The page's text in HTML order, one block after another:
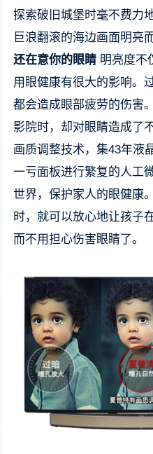
探索破旧城堡时毫不费力
巨浪翻滚的海边画面明亮
还在意你的眼睛 明亮度不
用眼健康有很大的影响。
都会造成眼部疲劳的伤害
影院时，却对眼睛造成了
画质调整技术，集43年液
一亏面板进行繁复的人工
世界，保护家人的眼健康
时，就可以放心地让孩子
而不用担心伤害眼睛了。